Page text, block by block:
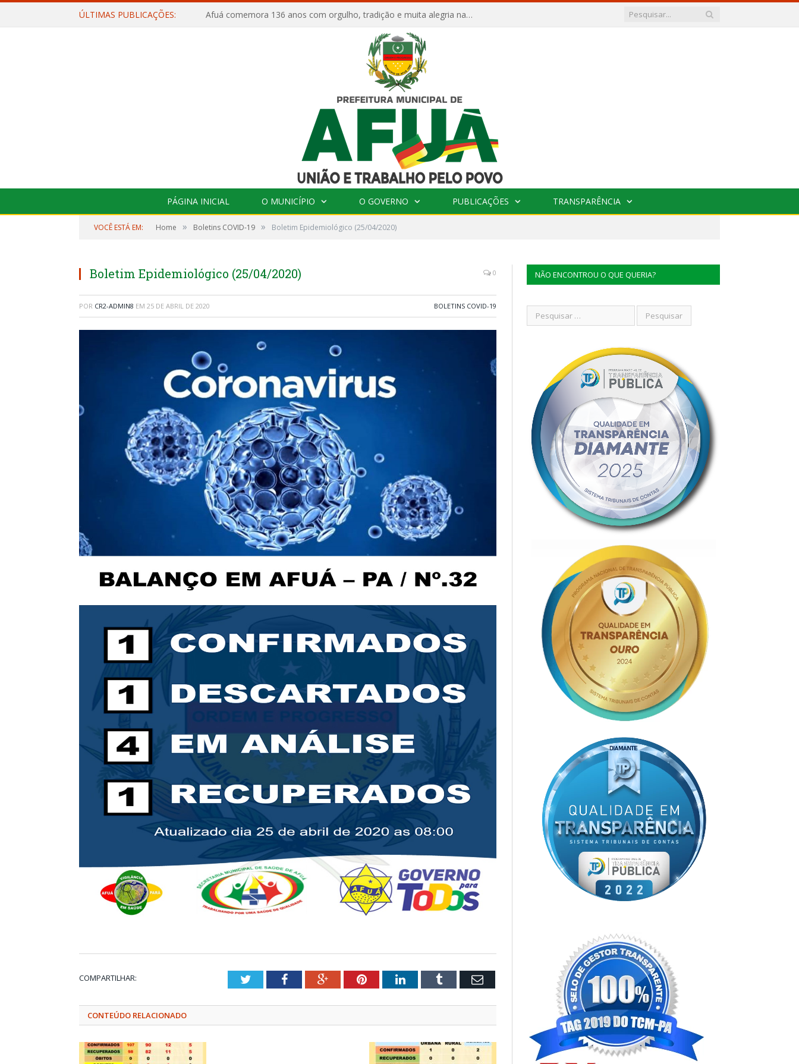
ÚLTIMAS PUBLICAÇÕES: Afuá comemora 136 anos com orgulho, tradição e muita alegria na Quadra Dr. Nelson Salomão
PÁGINA INICIAL O MUNICÍPIO O GOVERNO PUBLICAÇÕES TRANSPARÊNCIA
VOCÊ ESTÁ EM: Home » Boletins COVID-19 » Boletim Epidemiológico (25/04/2020)
Boletim Epidemiológico (25/04/2020) 0
POR CR2-ADMIN8 EM 25 DE ABRIL DE 2020 BOLETINS COVID-19
COMPARTILHAR: TwitterFacebookGoogle+PinterestLinkedInTumblr Email
CONTEÚDO RELACIONADO
NÃO ENCONTROU O QUE QUERIA?